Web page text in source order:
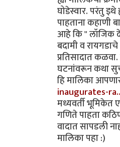
घोडेस्वार. परंतु
पाहताना कहाणी
आहे कि " लॉजिक
बदामी व
प्रतिसादात
घटनांवरून कथा
हि मालिका
inaugurates-
मध्यवर्ती भूमिकेत
गणिते पाहता
वादात सापडली
मालिका पहा :)